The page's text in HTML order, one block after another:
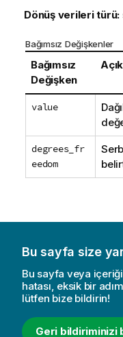
Dönüş verileri türü:
Bağımsız Değişkenler
Bağımsız
Değişken
value
degrees_fr
eedom
Bu sayfa size
Bu sayfa veya
hatası, eksik bir
lütfen bize bildirin!
Geri bildiriminizi